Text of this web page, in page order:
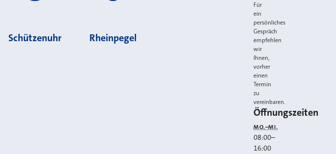
Schützenuhr Rheinpegel
Für
ein
persönliches
Gespräch
empfehlen
wir
Ihnen,
vorher
einen
Termin
zu
vereinbaren.
Öffnungszeiten
MO.–MI.
08:00–
16:00